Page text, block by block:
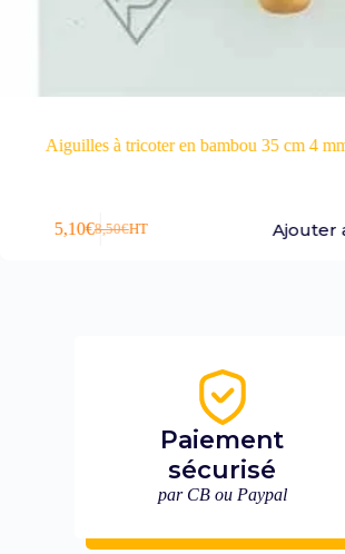
35 cm 4 mm- Bohin
Ajouter au panier
Paiement
sécurisé
par CB ou Paypal